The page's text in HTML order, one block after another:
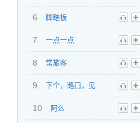
听
播
6
脚踏板
听
播
7
一点一点
听
播
8
常旅客
听
播
9
下个，路口，见
听
播
10
阿么
听
播